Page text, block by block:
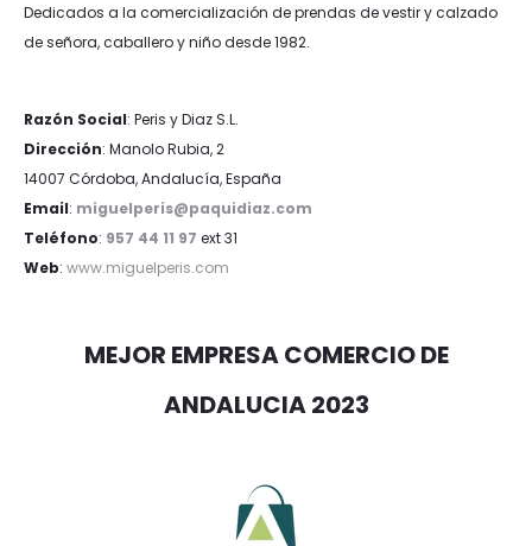
Dedicados a la comercialización de prendas de vestir y calzado
de señora, caballero y niño desde 1982.
Razón Social: Peris y Diaz S.L.
Dirección: Manolo Rubia, 2
14007 Córdoba, Andalucía, España
Email: miguelperis@paquidiaz.com
Teléfono: 957 44 11 97 ext 31
Web: www.miguelperis.com
MEJOR EMPRESA COMERCIO DE
ANDALUCIA 2023